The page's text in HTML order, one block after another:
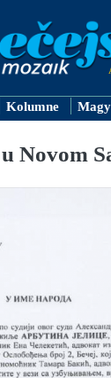
Kolumne
Novom